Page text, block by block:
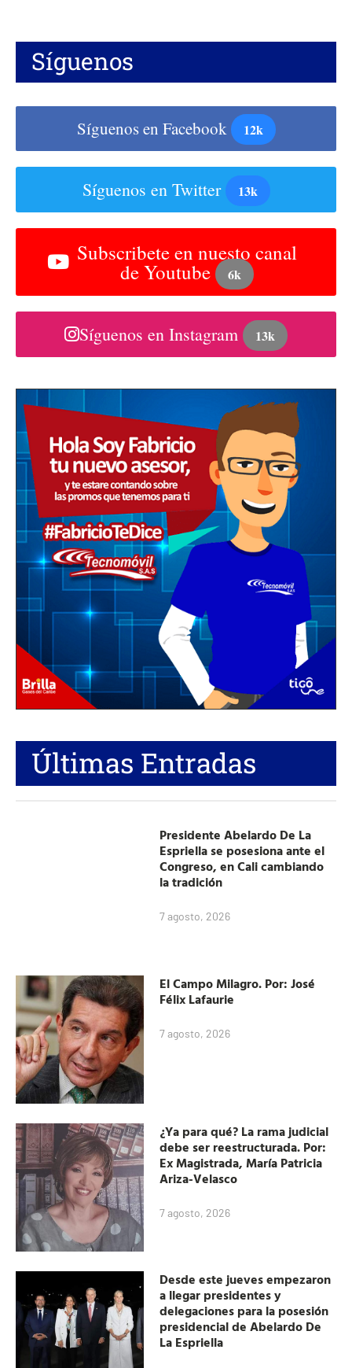
Síguenos
Síguenos en Facebook 12k
Síguenos en Twitter 13k
Subscribete en nuesto canal
de Youtube 6k
Síguenos en Instagram 13k
Últimas Entradas
Presidente Abelardo De La
Espriella se posesiona ante el
Congreso, en Cali cambiando
la tradición
7 agosto, 2026
El Campo Milagro. Por: José
Félix Lafaurie
7 agosto, 2026
¿Ya para qué? La rama judicial
debe ser reestructurada. Por:
Ex Magistrada, María Patricia
Ariza-Velasco
7 agosto, 2026
Desde este jueves empezaron
a llegar presidentes y
delegaciones para la posesión
presidencial de Abelardo De
La Espriella